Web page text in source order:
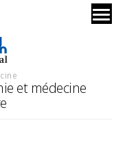
et médecine